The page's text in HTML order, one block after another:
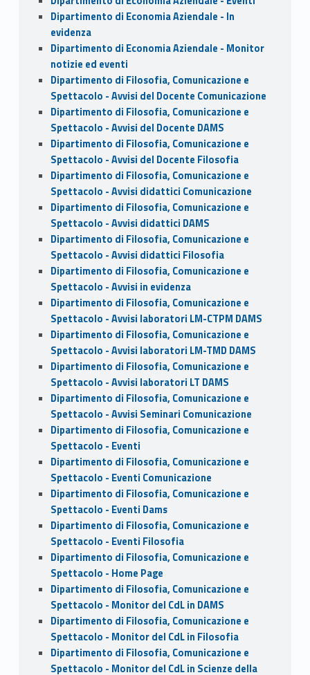
Dipartimento di Economia Aziendale - In
evidenza
Dipartimento di Economia Aziendale - Monitor
notizie ed eventi
Dipartimento di Filosofia, Comunicazione e
Spettacolo - Avvisi del Docente Comunicazione
Dipartimento di Filosofia, Comunicazione e
Spettacolo - Avvisi del Docente DAMS
Dipartimento di Filosofia, Comunicazione e
Spettacolo - Avvisi del Docente Filosofia
Dipartimento di Filosofia, Comunicazione e
Spettacolo - Avvisi didattici Comunicazione
Dipartimento di Filosofia, Comunicazione e
Spettacolo - Avvisi didattici DAMS
Dipartimento di Filosofia, Comunicazione e
Spettacolo - Avvisi didattici Filosofia
Dipartimento di Filosofia, Comunicazione e
Spettacolo - Avvisi in evidenza
Dipartimento di Filosofia, Comunicazione e
Spettacolo - Avvisi laboratori LM-CTPM DAMS
Dipartimento di Filosofia, Comunicazione e
Spettacolo - Avvisi laboratori LM-TMD DAMS
Dipartimento di Filosofia, Comunicazione e
Spettacolo - Avvisi laboratori LT DAMS
Dipartimento di Filosofia, Comunicazione e
Spettacolo - Avvisi Seminari Comunicazione
Dipartimento di Filosofia, Comunicazione e
Spettacolo - Eventi
Dipartimento di Filosofia, Comunicazione e
Spettacolo - Eventi Comunicazione
Dipartimento di Filosofia, Comunicazione e
Spettacolo - Eventi Dams
Dipartimento di Filosofia, Comunicazione e
Spettacolo - Eventi Filosofia
Dipartimento di Filosofia, Comunicazione e
Spettacolo - Home Page
Dipartimento di Filosofia, Comunicazione e
Spettacolo - Monitor del CdL in DAMS
Dipartimento di Filosofia, Comunicazione e
Spettacolo - Monitor del CdL in Filosofia
Dipartimento di Filosofia, Comunicazione e
Spettacolo - Monitor del CdL in Scienze della